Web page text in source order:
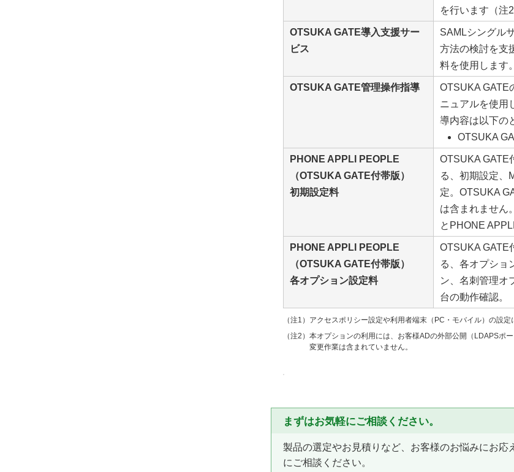
を行います（注2
OTSUKA GATE導入支援サー
ビス
SAMLシングル
方法の検討を支
料を使用します。
OTSUKA GATE管理操作指導
OTSUKA GATE
ニュアルを使用
導内容は以下の
OTSUKA
PHONE APPLI PEOPLE
（OTSUKA GATE付帯版）
初期設定料
OTSUKA GATE
る、初期設定、
定。OTSUKA
は含まれません
とPHONE
PHONE APPLI PEOPLE
（OTSUKA GATE付帯版）
各オプション設定料
OTSUKA GATE
る、各オプショ
ン、名刺管理オ
台の動作確認。
（注1）アクセスポリシー設定や利用者端末（PC・モバイル）の設定
（注2）本オプションの利用には、お客様ADの外部公開（LDAPSポ
変更作業は含まれていません。
まずはお気軽にご相談ください。
製品の選定やお見積りなど、お客様のお悩みにお応
にご相談ください。